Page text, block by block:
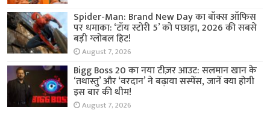
Spider-Man: Brand New Day का बॉक्स ऑफिस
पर धमाका: ‘टॉय स्टोरी 5’ को पछाड़ा, 2026 की सबसे
बड़ी ग्लोबल हिट!
August 7, 2026
Bigg Boss 20 का नया टीज़र आउट: सलमान खान के
‘तथास्तु’ और ‘वरदान’ ने बढ़ाया सस्पेंस, जानें क्या होगी
इस बार की थीम!
August 7, 2026